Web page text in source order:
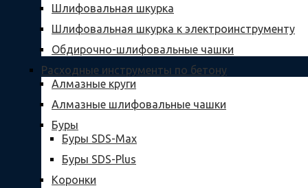
Шлифовальная шкурка
Шлифовальная шкурка к электроинструменту
Обдирочно-шлифовальные чашки
Расходные инструменты по бетону
Алмазные круги
Алмазные шлифовальные чашки
Буры
Буры SDS-Max
Буры SDS-Plus
Коронки